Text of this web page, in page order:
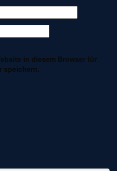
in diesem Browser für
speichern.